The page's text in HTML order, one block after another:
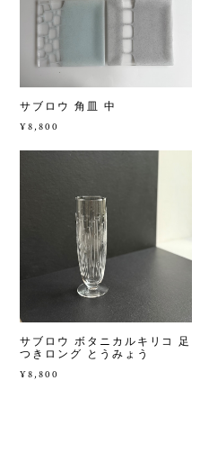
サブロウ 角皿 中
¥8,800
サブロウ ボタニカルキリコ 足
つきロング とうみょう
¥8,800